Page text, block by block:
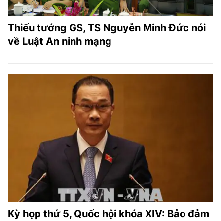
Thiếu tướng GS, TS Nguyễn Minh Đức nói
về Luật An ninh mạng
Kỳ họp thứ 5, Quốc hội khóa XIV: Bảo đảm